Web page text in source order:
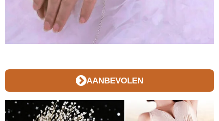
AANBEVOLEN